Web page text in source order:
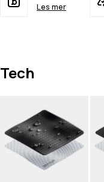
Les mer
Tech